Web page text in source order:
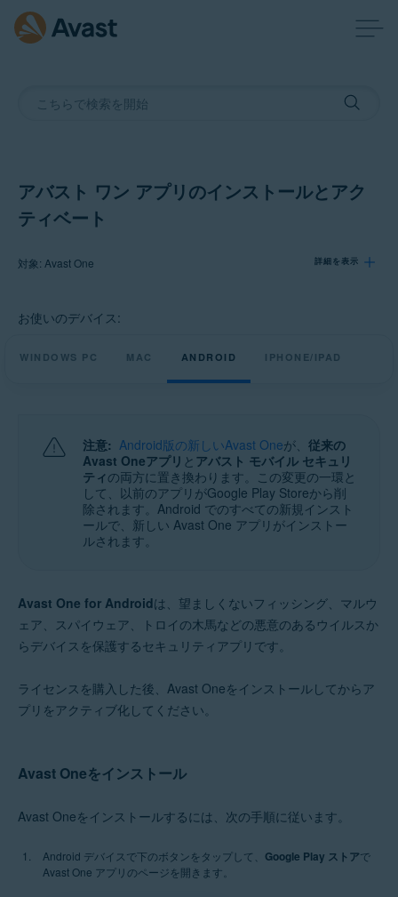
アバスト ワン アプリのインストールとアク
ティベート
対象: Avast One 詳細を表示
製品:
Avast One
お使いのデバイス:
WINDOWS PC MAC ANDROID IPHONE/IPAD
注意: Android版の新しいAvast Oneが、 従来の
Avast Oneアプリ と アバスト モバイル セキュリ
ティ の両方に置き換わります。この変更の一環と
して、以前のアプリがGoogle Play Storeから削
除されます。Android でのすべての新規インスト
ールで、新しい Avast One アプリがインストー
ルされます。
Avast One for Androidは、望ましくないフィッシング、マルウ
ェア、スパイウェア、トロイの木馬などの悪意のあるウイルスか
らデバイスを保護するセキュリティアプリです。
ライセンスを購入した後、Avast Oneをインストールしてからア
プリをアクティブ化してください。
Avast Oneをインストール
Avast Oneをインストールするには、次の手順に従います。
Android デバイスで下のボタンをタップして、 Google Play ストアで
Avast One アプリのページを開きます。